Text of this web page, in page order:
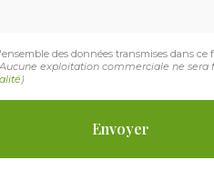
des données transmises dans
exploitation commerciale ne sera
)